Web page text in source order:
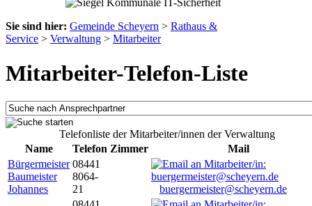
Sie sind hier: Gemeinde Scheyern > Rathaus &
Service > Verwaltung > Mitarbeiter
Mitarbeiter-Telefon-Liste
Telefonliste der Mitarbeiter/innen der Verwaltung
Name
Telefon Zimmer
Mail
Bürgermeister
Baumeister
Johannes
08441
8064-
21
buergermeister@scheyern.de